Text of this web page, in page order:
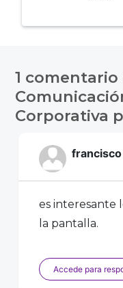
entradas
1 comentario
Corporativa
es interesante
la pantalla.
Accede para